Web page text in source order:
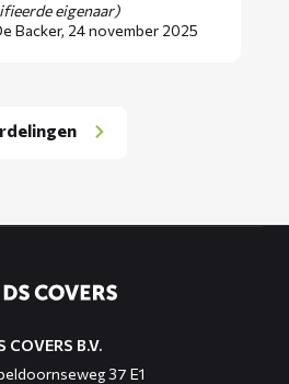
eigenaar)
Backer, 24 november 2025
COVERS B.V.
37 E1